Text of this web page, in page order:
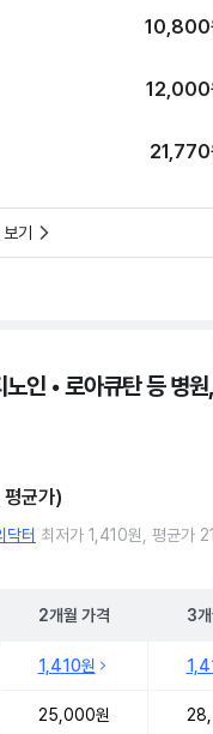
10,800
12,000
21,770
기
인 • 로아큐탄 등 병
균가)
닥터 최저가 1,410원, 평균가
2개월 가격 3
1,410원
25,000원